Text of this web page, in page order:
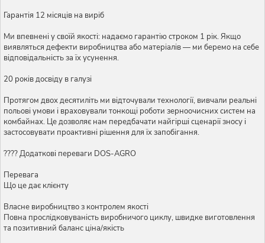
Гарантія 12 місяців на виріб
Ми впевнені у своїй якості: надаємо гарантію строком 1 рік. Якщо
виявляться дефекти виробництва або матеріалів — ми беремо на себе
відповідальність за їх усунення.
20 років досвіду в галузі
Протягом двох десятиліть ми відточували технології, вивчали реальні
польові умови і враховували тонкощі роботи зерноочисних систем на
комбайнах. Це дозволяє нам передбачати найгірші сценарії зносу і
застосовувати проактивні рішення для їх запобігання.
???? Додаткові переваги DOS-AGRO
Перевага
Що це дає клієнту
Власне виробництво з контролем якості
Повна прослідковуваність виробничого циклу, швидке виготовлення
та позитивний баланс ціна/якість